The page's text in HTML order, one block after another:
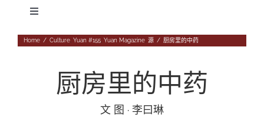
Toggle
专题Home / Culture, Yuan #155, Yuan Magazine, 源 / 厨房里的中药
厨房里的中药
文 图 · 李曰琳